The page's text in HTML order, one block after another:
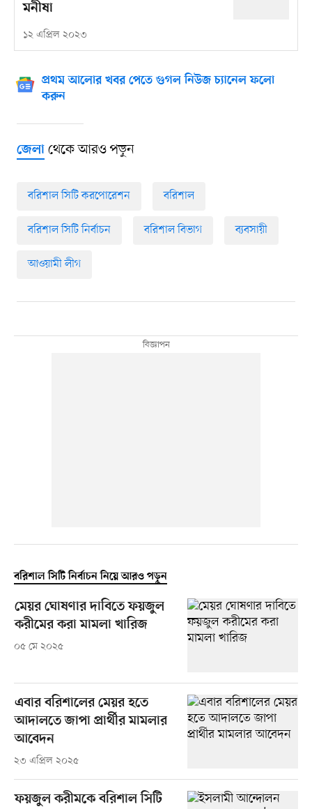
মনীষা
১২ এপ্রিল ২০২৩
প্রথম আলোর খবর পেতে গুগল নিউজ চ্যানেল ফলো
করুন
জেলাথেকে আরও পড়ুন
বরিশাল সিটি করপোরেশন বরিশাল
বরিশাল সিটি নির্বাচন বরিশাল বিভাগ ব্যবসায়ী
আওয়ামী লীগ
বরিশাল সিটি নির্বাচন নিয়ে আরও পড়ুন
মেয়র ঘোষণার দাবিতে ফয়জুল
করীমের করা মামলা খারিজ
০৫ মে ২০২৫
এবার বরিশালের মেয়র হতে
আদালতে জাপা প্রার্থীর মামলার
আবেদন
২৩ এপ্রিল ২০২৫
ফয়জুল করীমকে বরিশাল সিটি